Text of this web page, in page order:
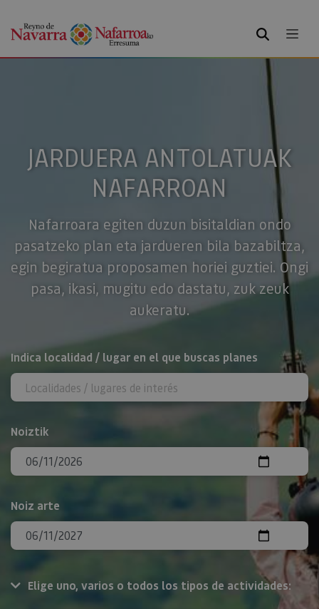
BILATU
JARDUERA ANTOLATUAK
NAFARROAN
Nafarroara egiten duzun bisitaldian ondo
pasatzeko plan eta jardueren bila bazabiltza,
egin begiratua proposamen horiei guztiei. Ongi
pasa, ikasi, mugitu edo dastatu, zuk zeuk
aukeratu.
BILATU
Indica localidad / lugar en el que buscas planes
Noiztik
Noiz arte
Elige uno, varios o todos los tipos de actividades: